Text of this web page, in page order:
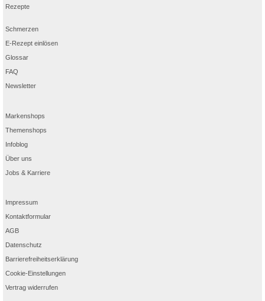
Rezepte
Schmerzen
E-Rezept einlösen
Glossar
FAQ
Newsletter
Markenshops
Themenshops
Infoblog
Über uns
Jobs & Karriere
Impressum
Kontaktformular
AGB
Datenschutz
Barrierefreiheitserklärung
Cookie-Einstellungen
Vertrag widerrufen